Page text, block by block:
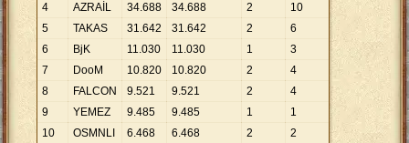
4
AZRAİL 34.688 34.688 2
10
5
TAKAS 31.642 31.642 2
6
6
BjK 11.030 11.030 1
3
7
DooM 10.820 10.820 2
4
8
FALCON 9.521 9.521 2
4
9
YEMEZ 9.485 9.485 1
1
10
OSMNLI 6.468 6.468 2
2